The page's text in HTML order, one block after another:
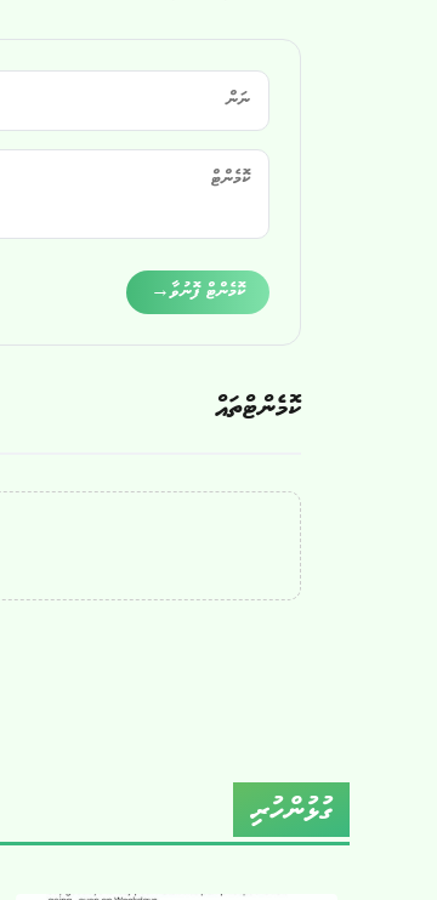
ކޮމެންޓް ފޮނުވާ→
ކޮމެންޓްތައް
ގުޅުންހުރި